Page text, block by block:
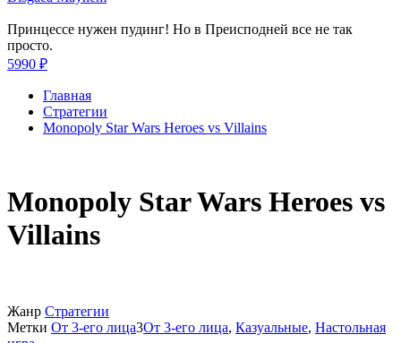
Принцессе нужен пудинг! Но в Преисподней все не так
просто.
5990 ₽
Главная
Стратегии
Monopoly Star Wars Heroes vs Villains
Monopoly Star Wars Heroes vs
Villains
Жанр Стратегии
Метки От 3-его лица3От 3-его лица, Казуальные, Настольная